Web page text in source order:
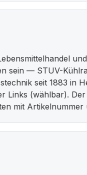
sein — STUV-
seit 1883 in
Links (wählbar).
mit Artikelnummer